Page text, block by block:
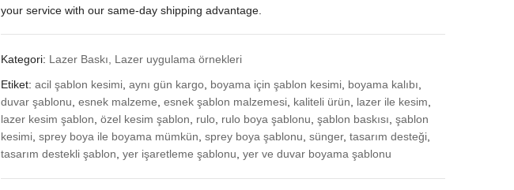
your service with our same-day shipping advantage.
Kategori: Lazer Baskı, Lazer uygulama örnekleri
Etiket:acil şablon kesimi ,aynı gün kargo boyama için şablon kesimi boyama kalıbı
duvar şablonu ,esnek malzeme ,esnek şablon malzemesi kaliteli ürün lazer ile kesim
lazer kesim şablon ,özel kesim şablon rulo rulo boya şablonu ,şablon baskısı ,şablon
kesimi ,sprey boya ile boyama mümkün ,sprey boya şablonu ,sünger,tasarım desteği
tasarım destekli şablon ,yer işaretleme şablonu ,yer ve duvar boyama şablonu